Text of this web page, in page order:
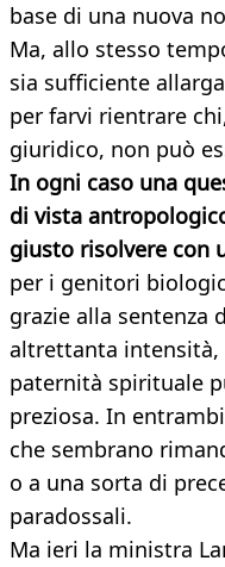
base di una nuova
Ma, allo stesso
sia sufficiente
per farvi rientrare
giuridico, non può
In ogni caso una
di vista
giusto risolvere con
per i genitori
grazie alla sentenza
altrettanta intensità,
paternità spirituale
preziosa. In
che sembrano
o a una sorta di
paradossali.
Ma ieri la ministra